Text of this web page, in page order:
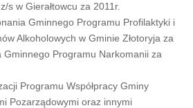
s w Gierałtowcu za 2011r.
Gminnego Programu Profilaktyki i
Alkoholowych w Gminie Złotoryja za
Gminnego Programu Narkomanii za
Programu Współpracy Gminy
Pozarządowymi oraz innymi